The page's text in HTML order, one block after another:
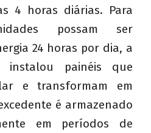
4 horas diárias. Para
possam ser
24 horas por dia, a
instalou painéis que
e transformam em
é armazenado
em períodos de